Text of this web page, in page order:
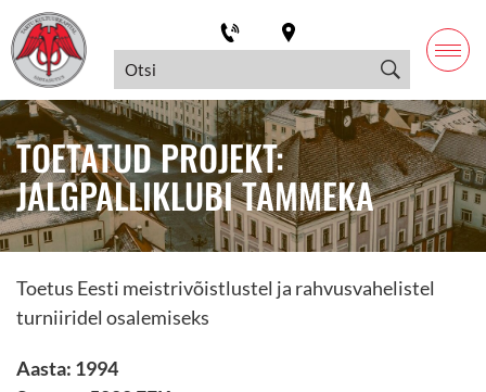
TOETATUD PROJEKT:
JALGPALLIKLUBI TAMMEKA
Toetus Eesti meistrivõistlustel ja rahvusvahelistel
turniiridel osalemiseks
Aasta: 1994